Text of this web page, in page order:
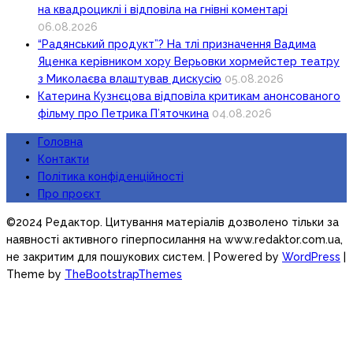
на квадроциклі і відповіла на гнівні коментарі
06.08.2026
“Радянський продукт”? На тлі призначення Вадима
Яценка керівником хору Верьовки хормейстер театру
з Миколаєва влаштував дискусію 05.08.2026
Катерина Кузнєцова відповіла критикам анонсованого
фільму про Петрика П’яточкина 04.08.2026
Головна
Контакти
Політика конфіденційності
Про проєкт
©2024 Редактор. Цитування матеріалів дозволено тільки за
наявності активного гіперпосилання на www.redaktor.com.ua,
не закритим для пошукових систем. | Powered by WordPress
Theme by TheBootstrapThemes